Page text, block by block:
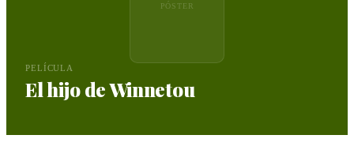
PÓSTER
PELÍCULA
El hijo de Winnetou